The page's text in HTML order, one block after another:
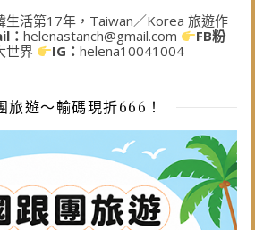
生活第17年，Taiwan／Korea 旅遊作
： helenastanch@gmail.com
FB粉
世界 IG：helena10041004
旅遊～輸碼現折666！